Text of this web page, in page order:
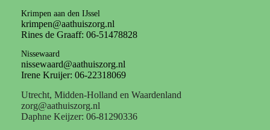
Krimpen aan den IJssel
krimpen@aathuiszorg.nl
Rines de Graaff: 06-51478828
Nissewaard
nissewaard@aathuiszorg.nl
Irene Kruijer: 06-22318069
Utrecht, Midden-Holland en Waardenland
zorg@aathuiszorg.nl
Daphne Keijzer: 06-81290336